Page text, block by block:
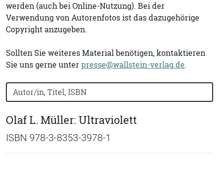
werden (auch bei Online-Nutzung). Bei der
Verwendung von Autorenfotos ist das dazugehörige
Copyright anzugeben.
Sollten Sie weiteres Material benötigen, kontaktieren
Sie uns gerne unterpresse@wallstein-verlag.de.
Bücher nach Buchtitel, Autorennamen oder ISBN
Olaf L. Müller: Ultraviolett
ISBN 978-3-8353-3978-1